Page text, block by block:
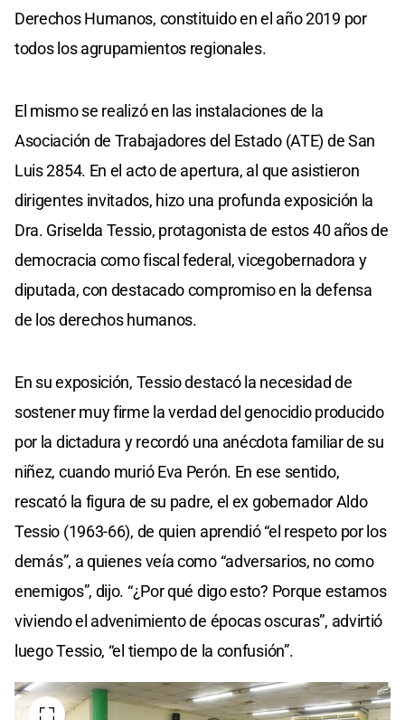
Derechos Humanos, constituido en el año 2019 por
todos los agrupamientos regionales.
El mismo se realizó en las instalaciones de la
Asociación de Trabajadores del Estado (ATE) de San
Luis 2854. En el acto de apertura, al que asistieron
dirigentes invitados, hizo una profunda exposición la
Dra. Griselda Tessio, protagonista de estos 40 años de
democracia como fiscal federal, vicegobernadora y
diputada, con destacado compromiso en la defensa
de los derechos humanos.
En su exposición, Tessio destacó la necesidad de
sostener muy firme la verdad del genocidio producido
por la dictadura y recordó una anécdota familiar de su
niñez, cuando murió Eva Perón. En ese sentido,
rescató la figura de su padre, el ex gobernador Aldo
Tessio (1963-66), de quien aprendió “el respeto por los
demás”, a quienes veía como “adversarios, no como
enemigos”, dijo. “¿Por qué digo esto? Porque estamos
viviendo el advenimiento de épocas oscuras”, advirtió
luego Tessio, “el tiempo de la confusión”.